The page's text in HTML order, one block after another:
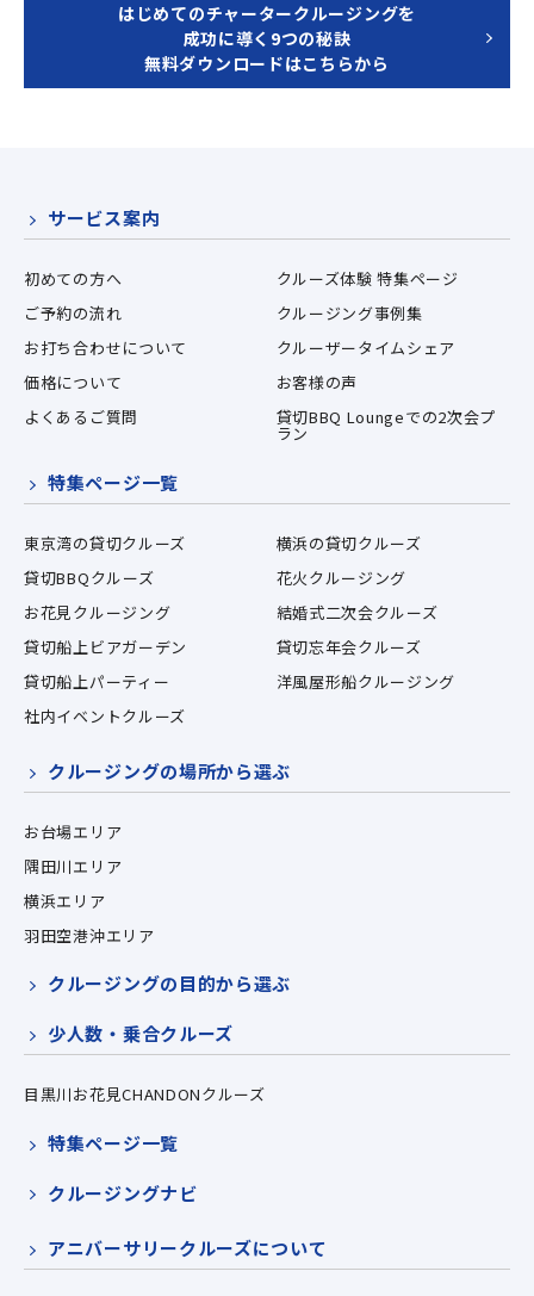
はじめてのチャータークルージングを
成功に導く9つの秘訣
無料ダウンロードはこちらから
サービス案内
初めての方へ
クルーズ体験 特集ページ
ご予約の流れ
クルージング事例集
お打ち合わせについて
クルーザータイムシェア
価格について
お客様の声
よくあるご質問
貸切BBQ Loungeでの2次会プ
ラン
特集ページ一覧
東京湾の貸切クルーズ
横浜の貸切クルーズ
貸切BBQクルーズ
花火クルージング
お花見クルージング
結婚式二次会クルーズ
貸切船上ビアガーデン
貸切忘年会クルーズ
貸切船上パーティー
洋風屋形船クルージング
社内イベントクルーズ
クルージングの場所から選ぶ
お台場エリア
隅田川エリア
横浜エリア
羽田空港沖エリア
クルージングの目的から選ぶ
少人数・乗合クルーズ
目黒川お花見CHANDONクルーズ
特集ページ一覧
クルージングナビ
アニバーサリークルーズについて